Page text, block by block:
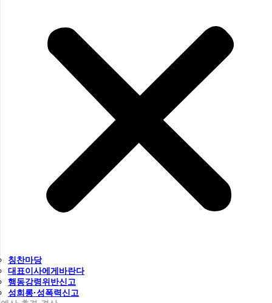
칭찬마당
대표이사에게바란다
행동강령위반신고
성희롱·성폭력신고